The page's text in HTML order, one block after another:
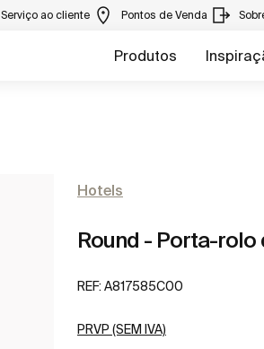
Serviço ao cliente Pontos de Venda
Produtos
Hotels
Round - Porta-rolo
REF: A817585C00
PRVP (SEM IVA)